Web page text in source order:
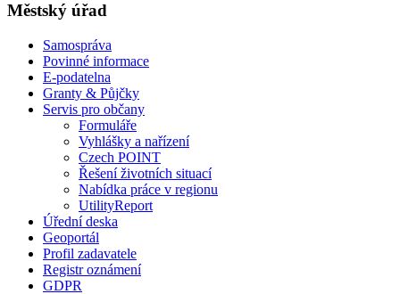
Městský úřad
Samospráva
Povinné informace
E-podatelna
Granty & Půjčky
Servis pro občany
Formuláře
Vyhlášky a nařízení
Czech POINT
Řešení životních situací
Nabídka práce v regionu
UtilityReport
Úřední deska
Geoportál
Profil zadavatele
Registr oznámení
GDPR